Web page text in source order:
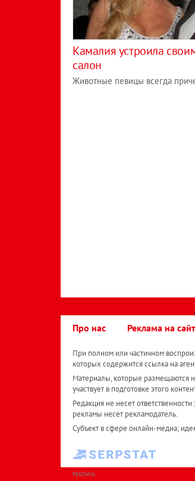
Камалия устроила
салон
Животные певицы всегда
Про нас Реклама на
При полном или частичном
которых содержится ссылка на
Материалы, которые размещаются
участвует в подготовке этого
Редакция не несет
рекламы несет рекламодатель.
Субъект в сфере онлайн-медиа;
РЕКЛАМА